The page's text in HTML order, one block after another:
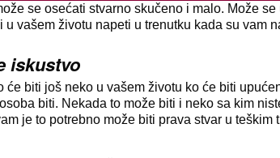
se osećati stvarno skučeno i malo. Može
vašem životu napeti u trenutku kada su vam
iskustvo
biti još neko u vašem životu ko će biti
biti. Nekada to može biti i neko sa kim
je to potrebno može biti prava stvar u teškim